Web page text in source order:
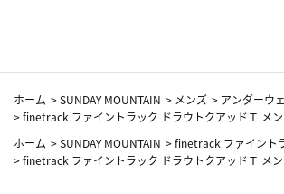
ホーム >SUNDAY MOUNTAIN > メンズ > アンダーウ
>finetrack ファイントラック ドラウトクアッドＴ メ
ホーム >SUNDAY MOUNTAIN >finetrack ファイント
>finetrack ファイントラック ドラウトクアッドＴ メ